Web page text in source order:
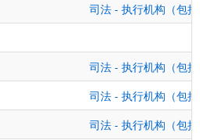
司法 - 执行机构（包
司法 - 执行机构（包
司法 - 执行机构（包
司法 - 执行机构（包